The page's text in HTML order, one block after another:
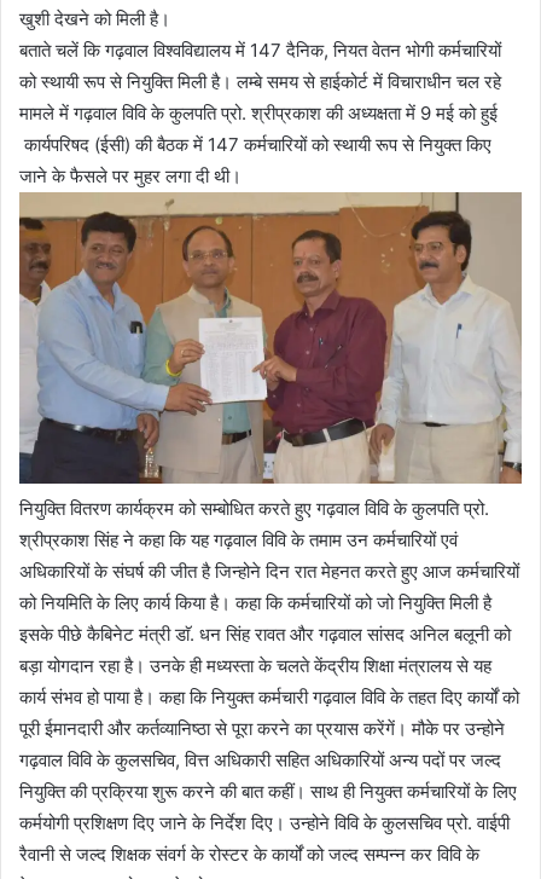
खुशी देखने को मिली है।
बताते चलें कि गढ़वाल विश्वविद्यालय में 147 दैनिक, नियत वेतन भोगी कर्मचारियों
को स्थायी रूप से नियुक्ति मिली है। लम्बे समय से हाईकोर्ट में विचाराधीन चल रहे
मामले में गढ़वाल विवि के कुलपति प्रो. श्रीप्रकाश की अध्यक्षता में 9 मई को हुई
कार्यपरिषद (ईसी) की बैठक में 147 कर्मचारियों को स्थायी रूप से नियुक्त किए
जाने के फैसले पर मुहर लगा दी थी।
नियुक्ति वितरण कार्यक्रम को सम्बोधित करते हुए गढ़वाल विवि के कुलपति प्रो.
श्रीप्रकाश सिंह ने कहा कि यह गढ़वाल विवि के तमाम उन कर्मचारियों एवं
अधिकारियों के संघर्ष की जीत है जिन्होने दिन रात मेहनत करते हुए आज कर्मचारियों
को नियमिति के लिए कार्य किया है। कहा कि कर्मचारियों को जो नियुक्ति मिली है
इसके पीछे कैबिनेट मंत्री डाॅ. धन सिंह रावत और गढ़वाल सांसद अनिल बलूनी को
बड़ा योगदान रहा है। उनके ही मध्यस्ता के चलते केंद्रीय शिक्षा मंत्रालय से यह
कार्य संभव हो पाया है। कहा कि नियुक्त कर्मचारी गढ़वाल विवि के तहत दिए कार्यों को
पूरी ईमानदारी और कर्तव्यानिष्ठा से पूरा करने का प्रयास करेंगें। मौके पर उन्होने
गढ़वाल विवि के कुलसचिव, वित्त अधिकारी सहित अधिकारियों अन्य पदों पर जल्द
नियुक्ति की प्रक्रिया शुरू करने की बात कहीं। साथ ही नियुक्त कर्मचारियों के लिए
कर्मयोगी प्रशिक्षण दिए जाने के निर्देश दिए। उन्होने विवि के कुलसचिव प्रो. वाईपी
रैवानी से जल्द शिक्षक संवर्ग के रोस्टर के कार्यों को जल्द सम्पन्न कर विवि के